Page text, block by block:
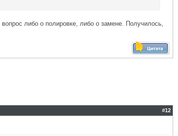
либо о полировке, либо о замене. Получилось,
#12